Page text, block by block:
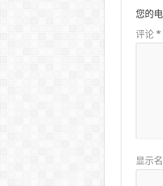
您的
评论 *
显示